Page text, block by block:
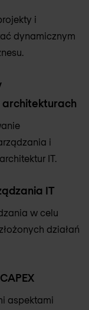
i
dynamicznym
architekturach
i
IT.
IT
w celu
działań
aspektami